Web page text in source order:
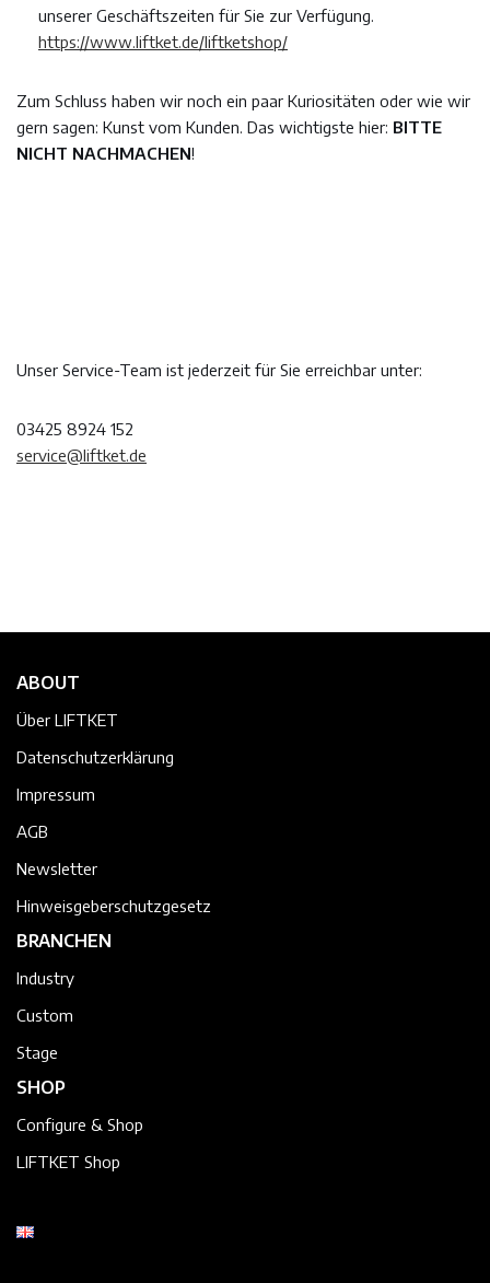
unserer Geschäftszeiten für Sie zur Verfügung.
https://www.liftket.de/liftketshop/
Zum Schluss haben wir noch ein paar Kuriositäten oder wie wir
gern sagen: Kunst vom Kunden. Das wichtigste hier: BITTE
NICHT NACHMACHEN!
Unser Service-Team ist jederzeit für Sie erreichbar unter:
03425 8924 152
service@liftket.de
ABOUT
Über LIFTKET
Datenschutzerklärung
Impressum
AGB
Newsletter
Hinweisgeberschutzgesetz
BRANCHEN
Industry
Custom
Stage
SHOP
Configure & Shop
LIFTKET Shop